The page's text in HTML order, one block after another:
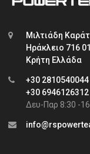
Μιλτιάδη
Ηράκλειο 716 01
Κρήτη Ελλάδα
+30 2810540044
+30 6946126312
Δευ-Παρ 8:30 -